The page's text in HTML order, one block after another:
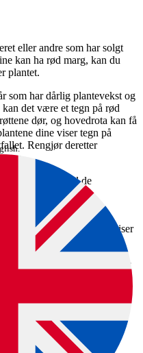
eller andre som har solgt
kan ha rød marg, kan du
plantet.
som har dårlig plantevekst og
det være et tegn på rød
dør, og hovedrota kan få
dine viser tegn på
Rengjør deretter
på samme sted de
begrense eventuell
dem stå dersom de ikke viser
hvis du gir stiklinger eller
bort planter som framstår
og det skal være med på å
virus og andre